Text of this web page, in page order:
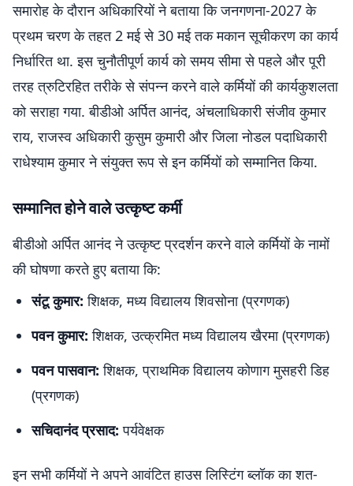
समारोह के दौरान अधिकारियों ने बताया कि जनगणना-2027 के
प्रथम चरण के तहत 2 मई से 30 मई तक मकान सूचीकरण का कार्य
निर्धारित था. इस चुनौतीपूर्ण कार्य को समय सीमा से पहले और पूरी
तरह त्रुटिरहित तरीके से संपन्न करने वाले कर्मियों की कार्यकुशलता
को सराहा गया. बीडीओ अर्पित आनंद, अंचलाधिकारी संजीव कुमार
राय, राजस्व अधिकारी कुसुम कुमारी और जिला नोडल पदाधिकारी
राधेश्याम कुमार ने संयुक्त रूप से इन कर्मियों को सम्मानित किया.
सम्मानित होने वाले उत्कृष्ट कर्मी
बीडीओ अर्पित आनंद ने उत्कृष्ट प्रदर्शन करने वाले कर्मियों के नामों
की घोषणा करते हुए बताया कि:
संटू कुमार: शिक्षक, मध्य विद्यालय शिवसोना (प्रगणक)
पवन कुमार: शिक्षक, उत्क्रमित मध्य विद्यालय खैरमा (प्रगणक)
पवन पासवान: शिक्षक, प्राथमिक विद्यालय कोणाग मुसहरी डिह
(प्रगणक)
सचिदानंद प्रसाद: पर्यवेक्षक
इन सभी कर्मियों ने अपने आवंटित हाउस लिस्टिंग ब्लॉक का शत-